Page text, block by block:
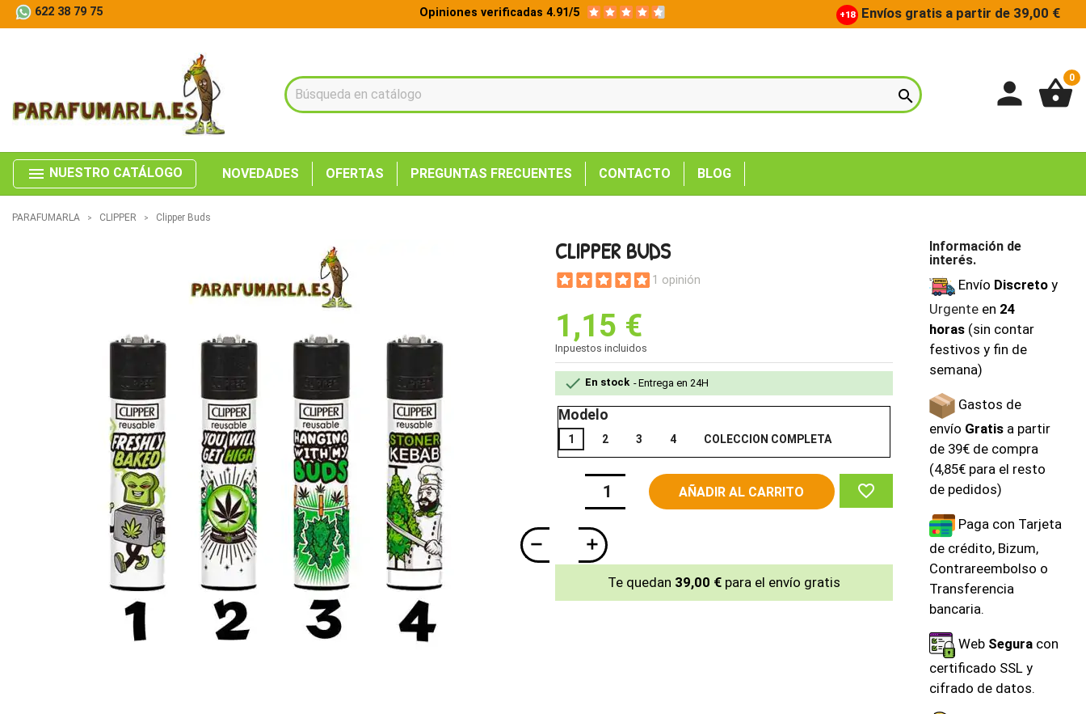
622 38 79 75 Opiniones verificadas 4.91/5 +18 Envíos gratis a partir de 39,00 €
 person shopping_basket
0
menu NUESTRO CATÁLOGO NOVEDADES OFERTAS PREGUNTAS FRECUENTES CONTACTO BLOG
PARAFUMARLA CLIPPER Clipper Buds
CLIPPER BUDS
1 opinión
1,15 €
Inpuestos incluidos
 En stock Entrega en 24H
Modelo
1 2 3 4 COLECCION COMPLETA
AÑADIR AL CARRITO favorite_border
Te quedan 39,00 €para el envío gratis
Información de
interés.
Envío Discretoy
Urgenteen 24
horas(sin contar
festivos y fin de
semana)
Gastos de
envío Gratisa partir
de 39€ de compra
(4,85€ para el resto
de pedidos)
Paga con Tarjeta
de crédito, Bizum,
Contrareembolso o
Transferencia
bancaria.
Web Seguracon
certificado SSL y
cifrado de datos.